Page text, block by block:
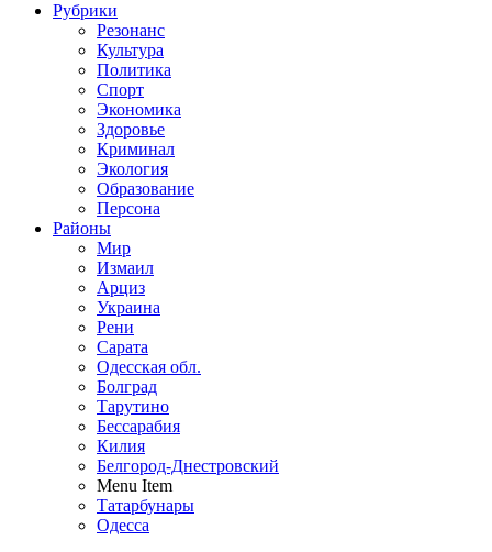
Рубрики
Резонанс
Культура
Политика
Спорт
Экономика
Здоровье
Криминал
Экология
Образование
Персона
Районы
Мир
Измаил
Арциз
Украина
Рени
Сарата
Одесская обл.
Болград
Тарутино
Бессарабия
Килия
Белгород-Днестровский
Menu Item
Татарбунары
Одесса